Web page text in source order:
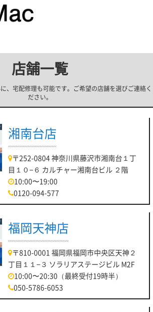
店舗一覧
、宅配修理も可能です。ご希望の店舗を選びご連絡く
ださい。
湘南台店
〒252-0804 神奈川県藤沢市湘南台１丁
目１０−６ カルチャー湘南台ビル ２階
10:00〜19:00
0120-094-577
福岡天神店
〒810-0001 福岡県福岡市中央区天神２
丁目１１−３ ソラリアステージビル M2F
10:00〜20:30（最終受付19時半）
050-5786-6053